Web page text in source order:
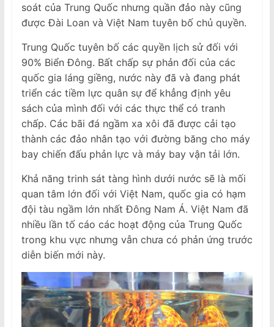
soát của Trung Quốc nhưng quần đảo này cũng
được Đài Loan và Việt Nam tuyên bố chủ quyền.
Trung Quốc tuyên bố các quyền lịch sử đối với
90% Biển Đông. Bất chấp sự phản đối của các
quốc gia láng giềng, nước này đã và đang phát
triển các tiềm lực quân sự để khẳng định yêu
sách của mình đối với các thực thể có tranh
chấp. Các bãi đá ngầm xa xôi đã được cải tạo
thành các đảo nhân tạo với đường băng cho máy
bay chiến đấu phản lực và máy bay vận tải lớn.
Khả năng trinh sát tàng hình dưới nước sẽ là mối
quan tâm lớn đối với Việt Nam, quốc gia có hạm
đội tàu ngầm lớn nhất Đông Nam Á. Việt Nam đã
nhiều lần tố cáo các hoạt động của Trung Quốc
trong khu vực nhưng vẫn chưa có phản ứng trước
diễn biến mới này.